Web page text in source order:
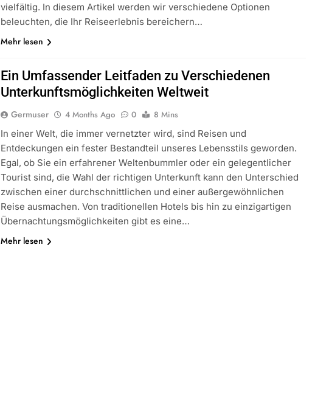
vielfältig. In diesem Artikel werden wir verschiedene Optionen
beleuchten, die Ihr Reiseerlebnis bereichern…
Mehr lesen
Ein Umfassender Leitfaden zu Verschiedenen
Unterkunftsmöglichkeiten Weltweit
Germuser 4 Months Ago 0
8 Mins
In einer Welt, die immer vernetzter wird, sind Reisen und
Entdeckungen ein fester Bestandteil unseres Lebensstils geworden.
Egal, ob Sie ein erfahrener Weltenbummler oder ein gelegentlicher
Tourist sind, die Wahl der richtigen Unterkunft kann den Unterschied
zwischen einer durchschnittlichen und einer außergewöhnlichen
Reise ausmachen. Von traditionellen Hotels bis hin zu einzigartigen
Übernachtungsmöglichkeiten gibt es eine…
Mehr lesen